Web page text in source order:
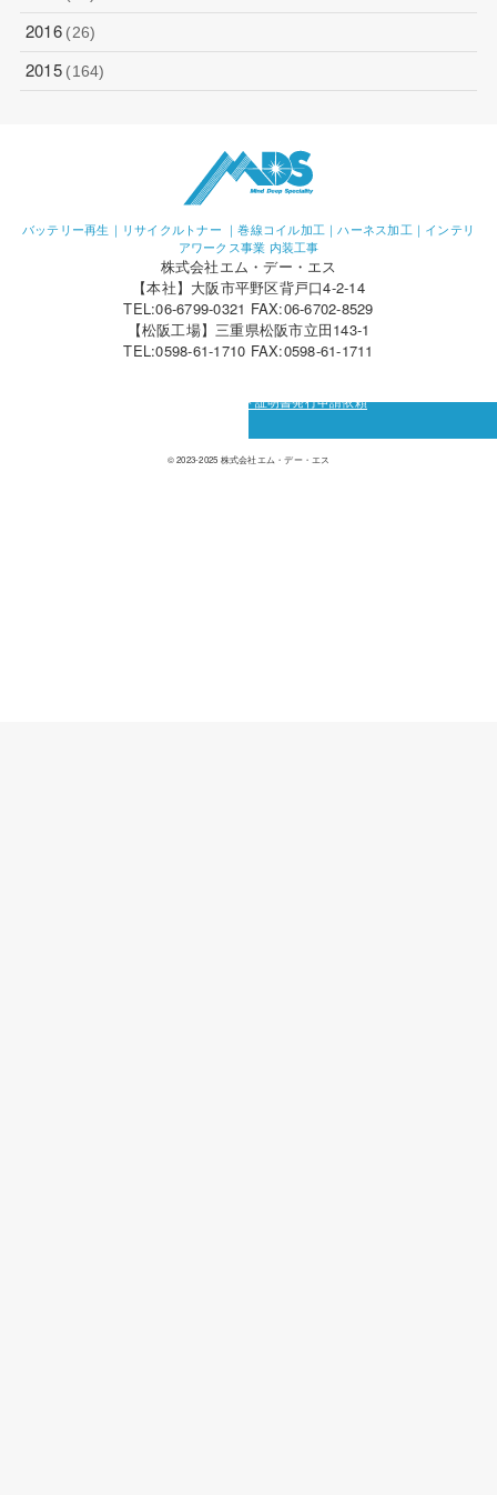
2016 (26)
2015 (164)
バッテリー再生｜リサイクルトナー ｜巻線コイル加工｜ハーネス加工｜インテリ
アワークス事業 内装工事
株式会社エム・デー・エス
【本社】大阪市平野区背戸口4-2-14
TEL:06-6799-0321 FAX:06-6702-8529
【松阪工場】三重県松阪市立田143-1
TEL:0598-61-1710 FAX:0598-61-1711
カーボン・オフセット証明書発行申請依頼
© 2023-2025 株式会社エム・デー・エス